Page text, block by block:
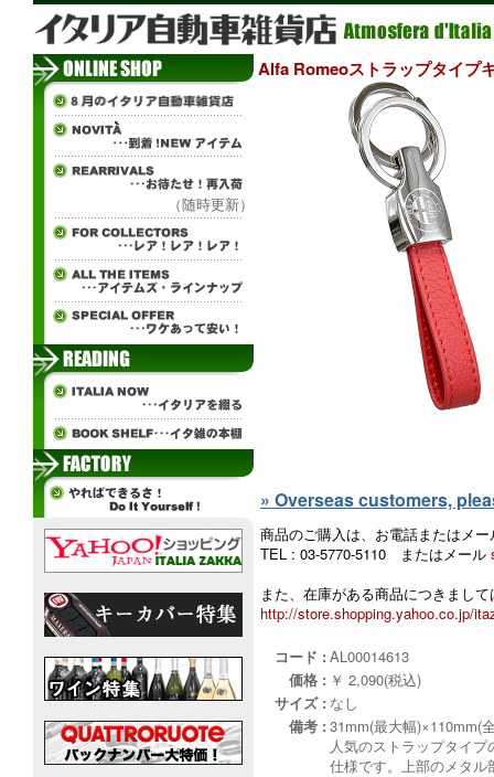
（随時更新）
Alfa Romeoストラップタイプ
» Overseas customers,
商品のご購入は、お電話またはメ
TEL : 03-5770-5110 またはメール
また、在庫がある商品につきまし
http://store.shopping.yahoo.co.jp/
コード : AL00014613
価格 : ￥ 2,090(税込)
サイズ : なし
備考 : 31mm(最大幅)×110mm(
人気のストラップタイ
仕様です。上部のメタ